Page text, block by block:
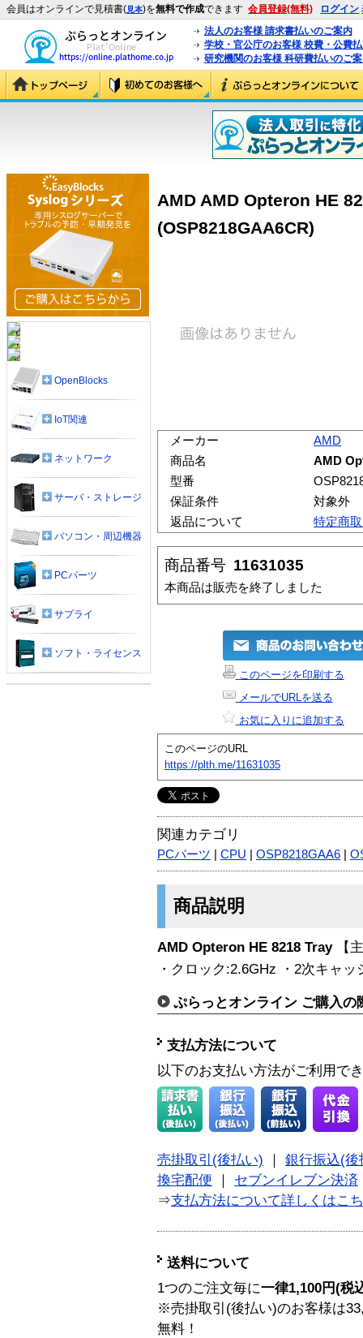
会員はオンラインで見積書(見本)を無料で作成できます 会員登録(無料) ログイン
法人のお客様 請求書払いのご案内
学校・官公庁のお客様 校費・公費
研究機関のお客様 科研費払いのご
AMD AMD Opteron HE
(OSP8218GAA6CR)
メーカー
AMD
商品名
AMD
型番
保証条件
対象外
返品について
特定商
商品番号 11631035
本商品は販売を終了しました
このページを印刷する
メールでURLを送る
お気に入りに追加する
このページのURL
https://plth.me/11631035
関連カテゴリ
PCパーツ CPU OSP8218GAA6
商品説明
AMD Opteron HE 8218 Tray【
・クロック:2.6GHz ・2次キャ
ぷらっとオンライン ご購入の
支払方法について
以下のお支払い方法がご利用で
売掛取引(後払い)
銀行振込(後
換宅配便
セブンイレブン決済
⇒支払方法について詳しくはこ
送料について
1つのご注文毎に一律1,100円(税
※売掛取引(後払い)のお客様は
無料！
OpenBlocks
IoT関連
ネットワーク
サーバ・ストレージ
パソコン・周辺機器
PCパーツ
サプライ
ソフト・ライセンス